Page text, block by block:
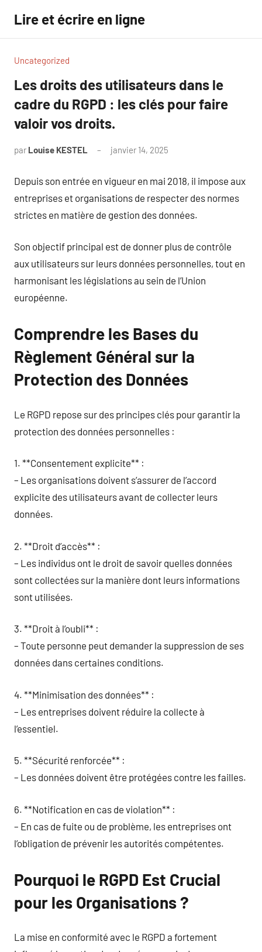
contenu
Lire et écrire en ligne
Uncategorized
Les droits des utilisateurs dans le
cadre du RGPD : les clés pour faire
valoir vos droits.
par Louise KESTEL janvier 14, 2025
Depuis son entrée en vigueur en mai 2018, il impose aux
entreprises et organisations de respecter des normes
strictes en matière de gestion des données.
Son objectif principal est de donner plus de contrôle
aux utilisateurs sur leurs données personnelles, tout en
harmonisant les législations au sein de l’Union
européenne.
Comprendre les Bases du
Règlement Général sur la
Protection des Données
Le RGPD repose sur des principes clés pour garantir la
protection des données personnelles :
1. **Consentement explicite** :
– Les organisations doivent s’assurer de l’accord
explicite des utilisateurs avant de collecter leurs
données.
2. **Droit d’accès** :
– Les individus ont le droit de savoir quelles données
sont collectées sur la manière dont leurs informations
sont utilisées.
3. **Droit à l’oubli** :
– Toute personne peut demander la suppression de ses
données dans certaines conditions.
4. **Minimisation des données** :
– Les entreprises doivent réduire la collecte à
l’essentiel.
5. **Sécurité renforcée** :
– Les données doivent être protégées contre les failles.
6. **Notification en cas de violation** :
– En cas de fuite ou de problème, les entreprises ont
l’obligation de prévenir les autorités compétentes.
Pourquoi le RGPD Est Crucial
pour les Organisations ?
La mise en conformité avec le RGPD a fortement